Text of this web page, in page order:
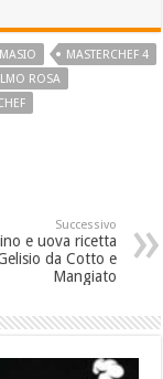
MASTERCHEF 4
ROSA
Successivo
e uova ricetta
da Cotto e
Mangiato